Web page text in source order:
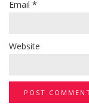
Email *
Website